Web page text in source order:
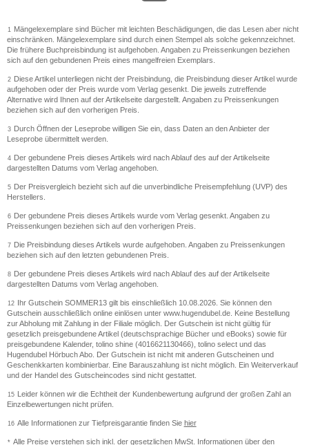
1
Mängelexemplare sind Bücher mit leichten Beschädigungen, die das Lesen aber nicht
einschränken. Mängelexemplare sind durch einen Stempel als solche gekennzeichnet.
Die frühere Buchpreisbindung ist aufgehoben. Angaben zu Preissenkungen beziehen
sich auf den gebundenen Preis eines mangelfreien Exemplars.
2 Diese Artikel unterliegen nicht der Preisbindung, die Preisbindung dieser Artikel wurde
aufgehoben oder der Preis wurde vom Verlag gesenkt. Die jeweils zutreffende
Alternative wird Ihnen auf der Artikelseite dargestellt. Angaben zu Preissenkungen
beziehen sich auf den vorherigen Preis.
3 Durch Öffnen der Leseprobe willigen Sie ein, dass Daten an den Anbieter der
Leseprobe übermittelt werden.
4 Der gebundene Preis dieses Artikels wird nach Ablauf des auf der Artikelseite
dargestellten Datums vom Verlag angehoben.
5 Der Preisvergleich bezieht sich auf die unverbindliche Preisempfehlung (UVP) des
Herstellers.
6 Der gebundene Preis dieses Artikels wurde vom Verlag gesenkt. Angaben zu
Preissenkungen beziehen sich auf den vorherigen Preis.
7 Die Preisbindung dieses Artikels wurde aufgehoben. Angaben zu Preissenkungen
beziehen sich auf den letzten gebundenen Preis.
8 Der gebundene Preis dieses Artikels wird nach Ablauf des auf der Artikelseite
dargestellten Datums vom Verlag angehoben.
12 Ihr Gutschein SOMMER13 gilt bis einschließlich 10.08.2026. Sie können den
Gutschein ausschließlich online einlösen unter www.hugendubel.de. Keine Bestellung
zur Abholung mit Zahlung in der Filiale möglich. Der Gutschein ist nicht gültig für
gesetzlich preisgebundene Artikel (deutschsprachige Bücher und eBooks) sowie für
preisgebundene Kalender, tolino shine (4016621130466), tolino select und das
Hugendubel Hörbuch Abo. Der Gutschein ist nicht mit anderen Gutscheinen und
Geschenkkarten kombinierbar. Eine Barauszahlung ist nicht möglich. Ein Weiterverkauf
und der Handel des Gutscheincodes sind nicht gestattet.
15 Leider können wir die Echtheit der Kundenbewertung aufgrund der großen Zahl an
Einzelbewertungen nicht prüfen.
16 Alle Informationen zur Tiefpreisgarantie finden Sie hier
* Alle Preise verstehen sich inkl. der gesetzlichen MwSt. Informationen über den